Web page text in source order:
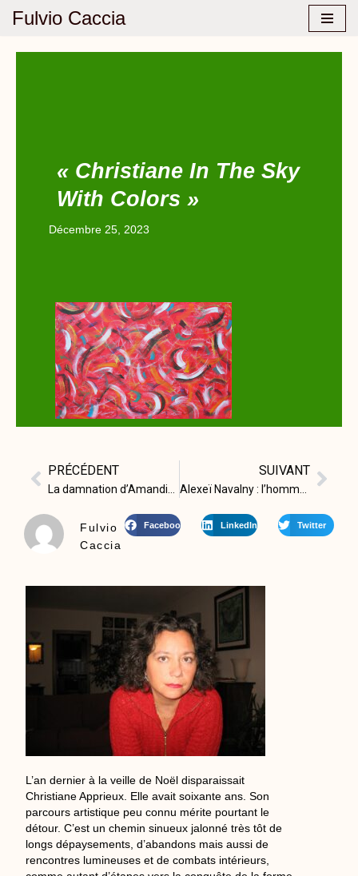
Fulvio Caccia
« Christiane In The Sky
With Colors »
Décembre 25, 2023
PRÉCÉDENT SUIVANT
Fulvio
Caccia
Facebook LinkedIn Twitter
L’an dernier à la veille de Noël disparaissait
Christiane Apprieux. Elle avait soixante ans. Son
parcours artistique peu connu mérite pourtant le
détour. C’est un chemin sinueux jalonné très tôt de
longs dépaysements, d’abandons mais aussi de
rencontres lumineuses et de combats intérieurs,